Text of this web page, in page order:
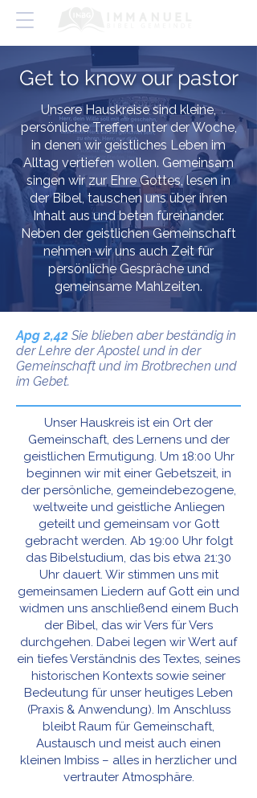
Get to know our pastor
Unsere Hauskreise sind kleine,
persönliche Treffen unter der Woche,
in denen wir geistliches Leben im
Alltag vertiefen wollen. Gemeinsam
singen wir zur Ehre Gottes, lesen in
der Bibel, tauschen uns über ihren
Inhalt aus und beten füreinander.
Neben der geistlichen Gemeinschaft
nehmen wir uns auch Zeit für
persönliche Gespräche und
gemeinsame Mahlzeiten.
Apg 2,42 Sie blieben aber beständig in
der Lehre der Apostel und in der
Gemeinschaft und im Brotbrechen und
im Gebet.
Unser Hauskreis ist ein Ort der
Gemeinschaft, des Lernens und der
geistlichen Ermutigung. Um 18:00 Uhr
beginnen wir mit einer Gebetszeit, in
der persönliche, gemeindebezogene,
weltweite und geistliche Anliegen
geteilt und gemeinsam vor Gott
gebracht werden. Ab 19:00 Uhr folgt
das Bibelstudium, das bis etwa 21:30
Uhr dauert. Wir stimmen uns mit
gemeinsamen Liedern auf Gott ein und
widmen uns anschließend einem Buch
der Bibel, das wir Vers für Vers
durchgehen. Dabei legen wir Wert auf
ein tiefes Verständnis des Textes, seines
historischen Kontexts sowie seiner
Bedeutung für unser heutiges Leben
(Praxis & Anwendung). Im Anschluss
bleibt Raum für Gemeinschaft,
Austausch und meist auch einen
kleinen Imbiss – alles in herzlicher und
vertrauter Atmosphäre.